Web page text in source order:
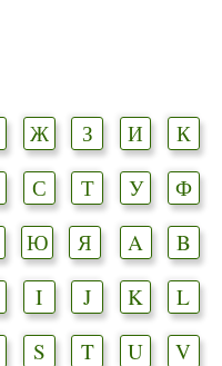
Ж З И
К
С Т У
Ф
Ю Я A
B
I J K
L
S T U
V